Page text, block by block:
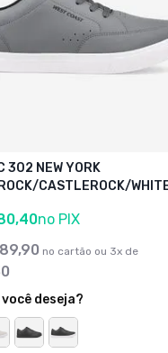
302 NEW YORK
CASTLEROCK/
,40no PIX
,90 no cartão ou 3x de
deseja?